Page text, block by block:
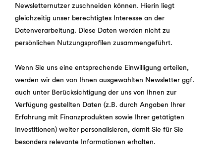
Newsletternutzer zuschneiden können. Hierin liegt
gleichzeitig unser berechtigtes Interesse an der
Datenverarbeitung. Diese Daten werden nicht zu
persönlichen Nutzungsprofilen zusammengeführt.
Wenn Sie uns eine entsprechende Einwilligung erteilen,
werden wir den von Ihnen ausgewählten Newsletter ggf.
auch unter Berücksichtigung der uns von Ihnen zur
Verfügung gestellten Daten (z.B. durch Angaben Ihrer
Erfahrung mit Finanzprodukten sowie Ihrer getätigten
Investitionen) weiter personalisieren, damit Sie für Sie
besonders relevante Informationen erhalten.